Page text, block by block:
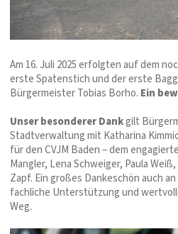
Am 16. Juli 2025 erfolgten auf dem
erste Spatenstich und der erste
Bürgermeister Tobias Borho. Ein
Unser besonderer Dankgilt
Stadtverwaltung mit Katharina
für den CVJM Baden – dem
Mangler, Lena Schweiger, Paula
Zapf. Ein großes Dankeschön auch
fachliche Unterstützung und
Weg.